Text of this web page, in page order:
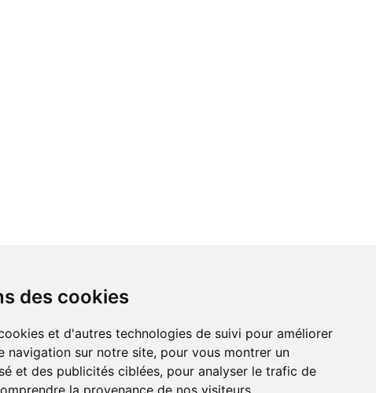
des cookies
navigation sur notre site, pour vous montrer un
et des publicités ciblées, pour analyser le trafic de
la provenance de nos visiteurs.